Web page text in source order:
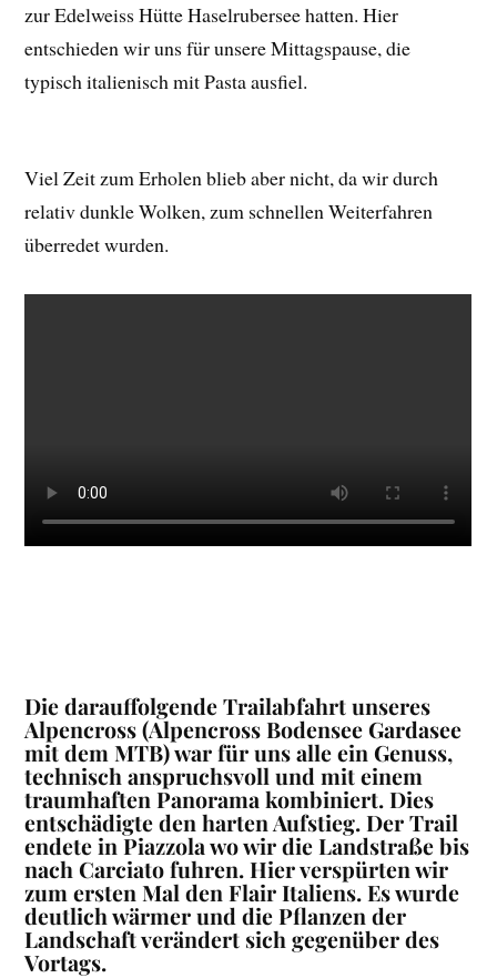
zur Edelweiss Hütte Haselrubersee hatten. Hier
entschieden wir uns für unsere Mittagspause, die
typisch italienisch mit Pasta ausfiel.
Viel Zeit zum Erholen blieb aber nicht, da wir durch
relativ dunkle Wolken, zum schnellen Weiterfahren
überredet wurden.
Die darauffolgende Trailabfahrt unseres
Alpencross (Alpencross Bodensee Gardasee
mit dem MTB) war für uns alle ein Genuss,
technisch anspruchsvoll und mit einem
traumhaften Panorama kombiniert. Dies
entschädigte den harten Aufstieg. Der Trail
endete in Piazzola wo wir die Landstraße bis
nach Carciato fuhren. Hier verspürten wir
zum ersten Mal den Flair Italiens. Es wurde
deutlich wärmer und die Pflanzen der
Landschaft verändert sich gegenüber des
Vortags.